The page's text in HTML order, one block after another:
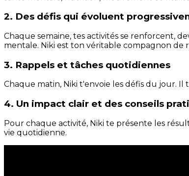
2. Des défis qui évoluent
Chaque semaine, tes activités se renforcent,
mentale. Niki est ton véritable compagnon de
3. Rappels et tâches quotidiennes
Chaque matin, Niki t'envoie les défis du jour.
4. Un impact clair et des conseils
Pour chaque activité, Niki te présente les
vie quotidienne.